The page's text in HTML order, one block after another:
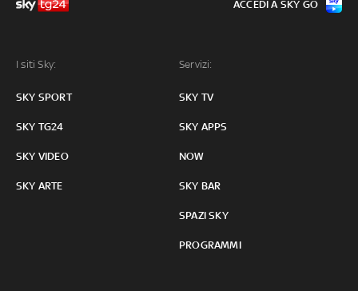
I siti Sky:
SKY SPORT
SKY TG24
SKY VIDEO
SKY ARTE
Servizi:
SKY TV
SKY APPS
NOW
SKY BAR
SPAZI SKY
PROGRAMMI
ACCEDI A SKY GO